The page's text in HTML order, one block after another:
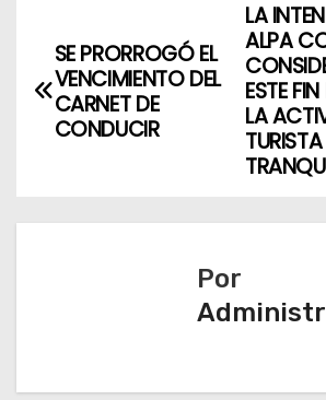
a
LA
ALPA
ESTE
LA
SE PRORROGÓ EL
VENCIMIENTO DEL
CARNET DE
CONDUCIR
Por